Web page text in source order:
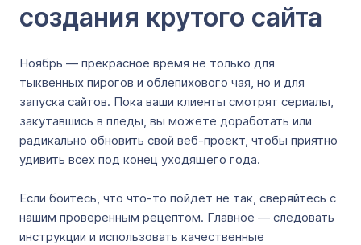
создания крутого сайта
Ноябрь — прекрасное время не только для
тыквенных пирогов и облепихового чая, но и для
запуска сайтов. Пока ваши клиенты смотрят сериалы,
закутавшись в пледы, вы можете доработать или
радикально обновить свой веб-проект, чтобы приятно
удивить всех под конец уходящего года.
Если боитесь, что что-то пойдет не так, сверяйтесь с
нашим проверенным рецептом. Главное — следовать
инструкции и использовать качественные